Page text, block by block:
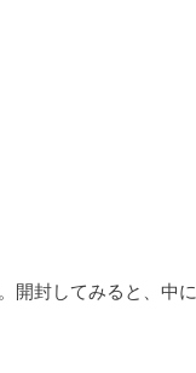
開封してみると、中